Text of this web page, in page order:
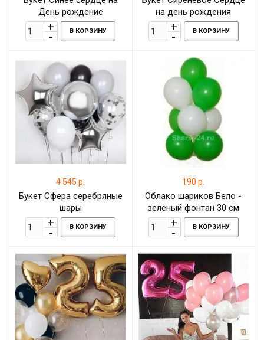
День рождение
В КОРЗИНУ
на день рождения
В КОРЗИНУ
4 545 р.
Букет Сфера серебряные
шары
В КОРЗИНУ
190 р.
Облако шариков Бело -
зеленый фонтан 30 см
В КОРЗИНУ